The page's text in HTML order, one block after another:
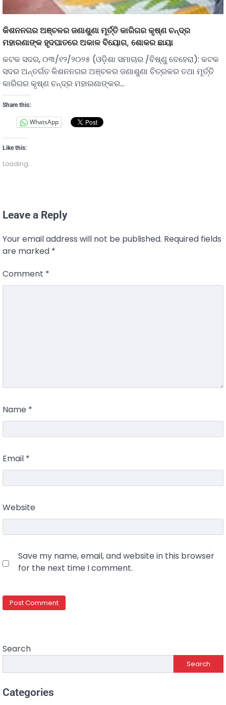
କିଶନନଗର ଅଞ୍ଚଳର ଜଣାଶୁଣା ମୂର୍ତ୍ତି କାରିଗର କୃଷ୍ଣ ଚନ୍ଦ୍ର
ମହାରଣାଙ୍କ ହୃଦଘାତରେ ଅକାଳ ବିୟୋଗ, ଶୋକର ଛାୟା
କଟକ ସଦର, ୦୩/୧୨/୨୦୨୫ (ଓଡ଼ିଶା ସମାଚାର /ବିଷ୍ଣୁ ବେହେରା): କଟକ
ସଦର ଅନ୍ତର୍ଗତ କିଶନନଗର ଅଞ୍ଚଳର ଜଣାଶୁଣା ଚିତ୍ରକର ତଥା ମୂର୍ତ୍ତି
କାରିଗର କୃଷ୍ଣ ଚନ୍ଦ୍ର ମହାରଣାଙ୍କର…
Share this:
WhatsApp
Like this:
Loading...
Leave a Reply
Your email address will not be published. Required fields
are marked *
Comment *
Name *
Email *
Website
Save my name, email, and website in this browser
for the next time I comment.
Search
Search
Categories